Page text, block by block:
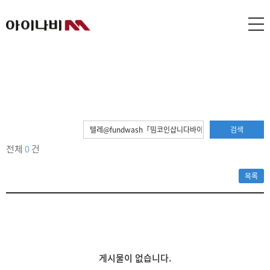
검색
전체 0건
목록
게시물이 없습니다.